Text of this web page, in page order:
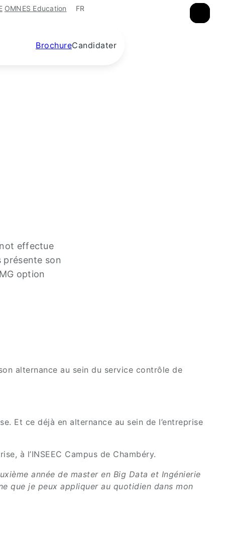
OMNES Education FR
BrochureCandidater
effectue
présente son
option
alternance au sein du service contrôle de
Et ce déjà en alternance au sein de l’entreprise
à l’INSEEC Campus de Chambéry.
année de master en Big Data et Ingénierie
que je peux appliquer au quotidien dans mon